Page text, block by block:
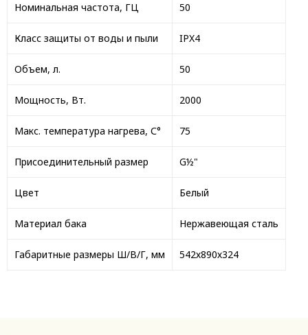
Номинальная частота, ГЦ 50
Класс защиты от воды и пыли IPX4
Объем, л. 50
Мощность, Вт. 2000
Макс. температура нагрева, С° 75
Присоединительный размер G½"
Цвет Белый
Материал бака Нержавеющая сталь
Габаритные размеры Ш/В/Г, мм 542х890х324